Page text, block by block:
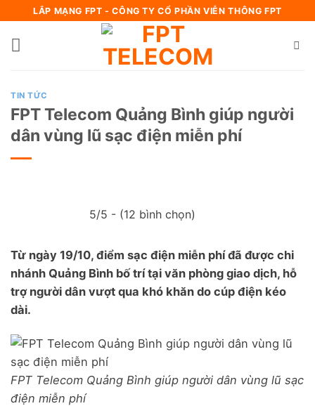
LẮP MẠNG FPT - CÔNG TY CỔ PHẦN VIỄN THÔNG FPT
TIN TỨC
FPT Telecom Quảng Bình giúp người
dân vùng lũ sạc điện miễn phí
5/5 - (12 bình chọn)
Từ ngày 19/10, điểm sạc điện miễn phí đã được chi
nhánh Quảng Bình bố trí tại văn phòng giao dịch, hỗ
trợ người dân vượt qua khó khăn do cúp điện kéo
dài.
FPT Telecom Quảng Bình giúp người dân vùng lũ sạc
điện miễn phí